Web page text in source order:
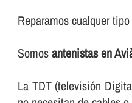
Reparamos cualquer
Somosantenistas en
La TDT (televisión